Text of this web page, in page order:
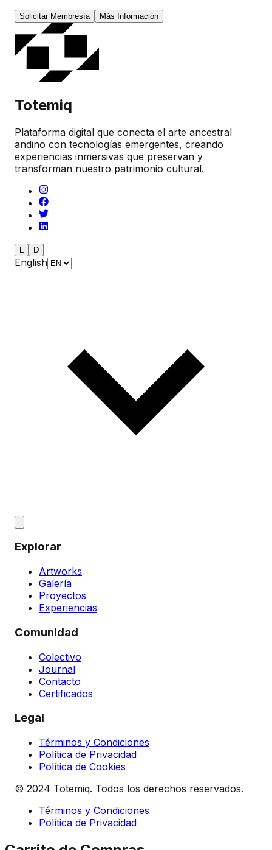
Solicitar Membresía Más Información
Totemiq
Plataforma digital que conecta el arte ancestral
andino con tecnologías emergentes, creando
experiencias inmersivas que preservan y
transforman nuestro patrimonio cultural.
L D
English
Explorar
Artworks
Galería
Proyectos
Experiencias
Comunidad
Colectivo
Journal
Contacto
Certificados
Legal
Términos y Condiciones
Política de Privacidad
Política de Cookies
© 2024 Totemiq. Todos los derechos reservados.
Términos y Condiciones
Política de Privacidad